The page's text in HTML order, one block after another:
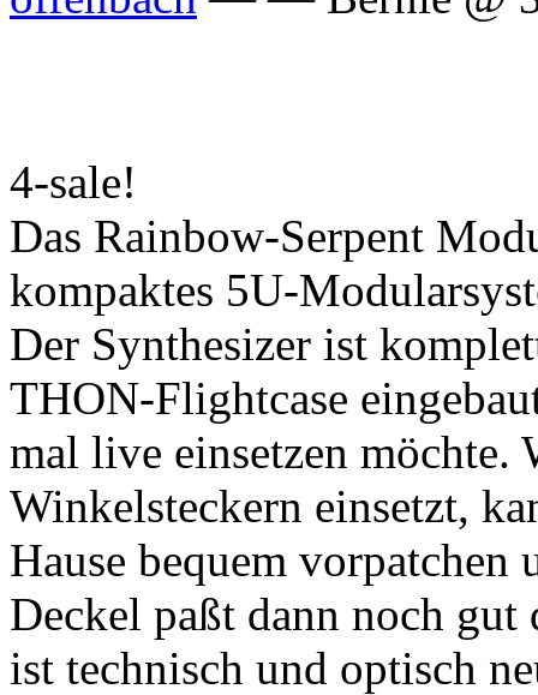
4-sale!
Das Rainbow-Serpent
kompaktes 5U-
Der Synthesizer ist
THON-Flightcase
mal live einsetzen möchte.
Winkelsteckern einsetzt,
Hause bequem
Deckel paßt dann noch gut
ist technisch und optisch